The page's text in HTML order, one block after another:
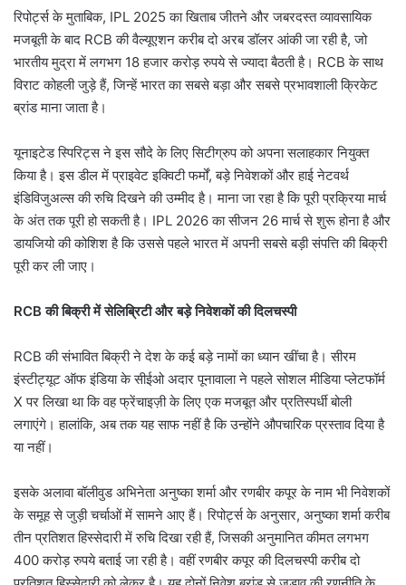
रिपोर्ट्स के मुताबिक, IPL 2025 का खिताब जीतने और जबरदस्त व्यावसायिक
मजबूती के बाद RCB की वैल्यूएशन करीब दो अरब डॉलर आंकी जा रही है, जो
भारतीय मुद्रा में लगभग 18 हजार करोड़ रुपये से ज्यादा बैठती है। RCB के साथ
विराट कोहली जुड़े हैं, जिन्हें भारत का सबसे बड़ा और सबसे प्रभावशाली क्रिकेट
ब्रांड माना जाता है।
यूनाइटेड स्पिरिट्स ने इस सौदे के लिए सिटीग्रुप को अपना सलाहकार नियुक्त
किया है। इस डील में प्राइवेट इक्विटी फर्मों, बड़े निवेशकों और हाई नेटवर्थ
इंडिविजुअल्स की रुचि दिखने की उम्मीद है। माना जा रहा है कि पूरी प्रक्रिया मार्च
के अंत तक पूरी हो सकती है। IPL 2026 का सीजन 26 मार्च से शुरू होना है और
डायजियो की कोशिश है कि उससे पहले भारत में अपनी सबसे बड़ी संपत्ति की बिक्री
पूरी कर ली जाए।
RCB की बिक्री में सेलिब्रिटी और बड़े निवेशकों की दिलचस्पी
RCB की संभावित बिक्री ने देश के कई बड़े नामों का ध्यान खींचा है। सीरम
इंस्टीट्यूट ऑफ इंडिया के सीईओ अदार पूनावाला ने पहले सोशल मीडिया प्लेटफॉर्म
X पर लिखा था कि वह फ्रेंचाइज़ी के लिए एक मजबूत और प्रतिस्पर्धी बोली
लगाएंगे। हालांकि, अब तक यह साफ नहीं है कि उन्होंने औपचारिक प्रस्ताव दिया है
या नहीं।
इसके अलावा बॉलीवुड अभिनेता अनुष्का शर्मा और रणबीर कपूर के नाम भी निवेशकों
के समूह से जुड़ी चर्चाओं में सामने आए हैं। रिपोर्ट्स के अनुसार, अनुष्का शर्मा करीब
तीन प्रतिशत हिस्सेदारी में रुचि दिखा रही हैं, जिसकी अनुमानित कीमत लगभग
400 करोड़ रुपये बताई जा रही है। वहीं रणबीर कपूर की दिलचस्पी करीब दो